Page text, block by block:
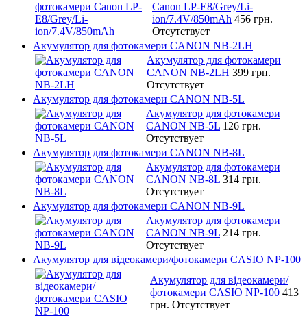
Canon LP-E8/Grey/Li-
ion/7.4V/850mAh 456 грн.
Отсутствует
Акумулятор для фотокамери CANON NB-2LH
Акумулятор для фотокамери
CANON NB-2LH 399 грн.
Отсутствует
Акумулятор для фотокамери CANON NB-5L
Акумулятор для фотокамери
CANON NB-5L 126 грн.
Отсутствует
Акумулятор для фотокамери CANON NB-8L
Акумулятор для фотокамери
CANON NB-8L 314 грн.
Отсутствует
Акумулятор для фотокамери CANON NB-9L
Акумулятор для фотокамери
CANON NB-9L 214 грн.
Отсутствует
Акумулятор для відеокамери/фотокамери CASIO NP-100
Акумулятор для відеокамери/
фотокамери CASIO NP-100 413
грн. Отсутствует